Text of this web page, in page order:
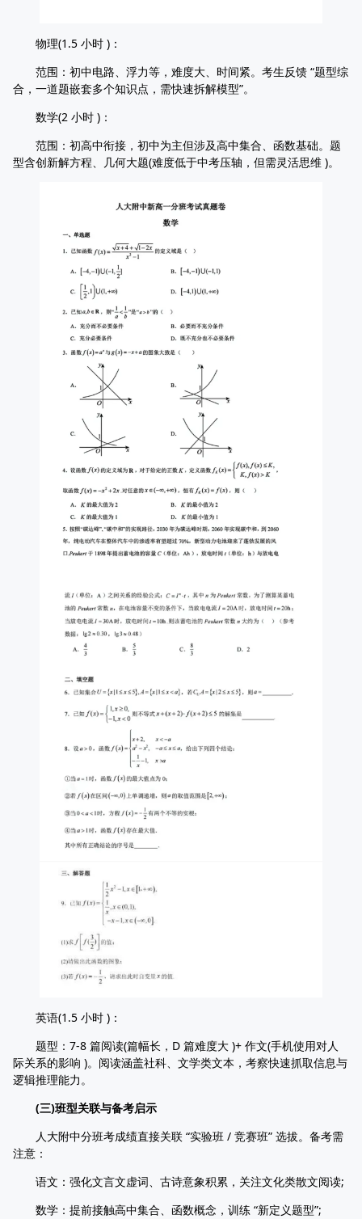
物理(1.5 小时 )：
范围：初中电路、浮力等，难度大、时间紧。考生反馈 “题型综
合，一道题嵌套多个知识点，需快速拆解模型”。
数学(2 小时 )：
范围：初高中衔接，初中为主但涉及高中集合、函数基础。题
型含创新解方程、几何大题(难度低于中考压轴，但需灵活思维 )。
英语(1.5 小时 )：
题型：7-8 篇阅读(篇幅长，D 篇难度大 )+ 作文(手机使用对人
际关系的影响 )。阅读涵盖社科、文学类文本，考察快速抓取信息与
逻辑推理能力。
(三)班型关联与备考启示
人大附中分班考成绩直接关联 “实验班 / 竞赛班” 选拔。备考需
注意：
语文：强化文言文虚词、古诗意象积累，关注文化类散文阅读;
数学：提前接触高中集合、函数概念，训练 “新定义题型”;